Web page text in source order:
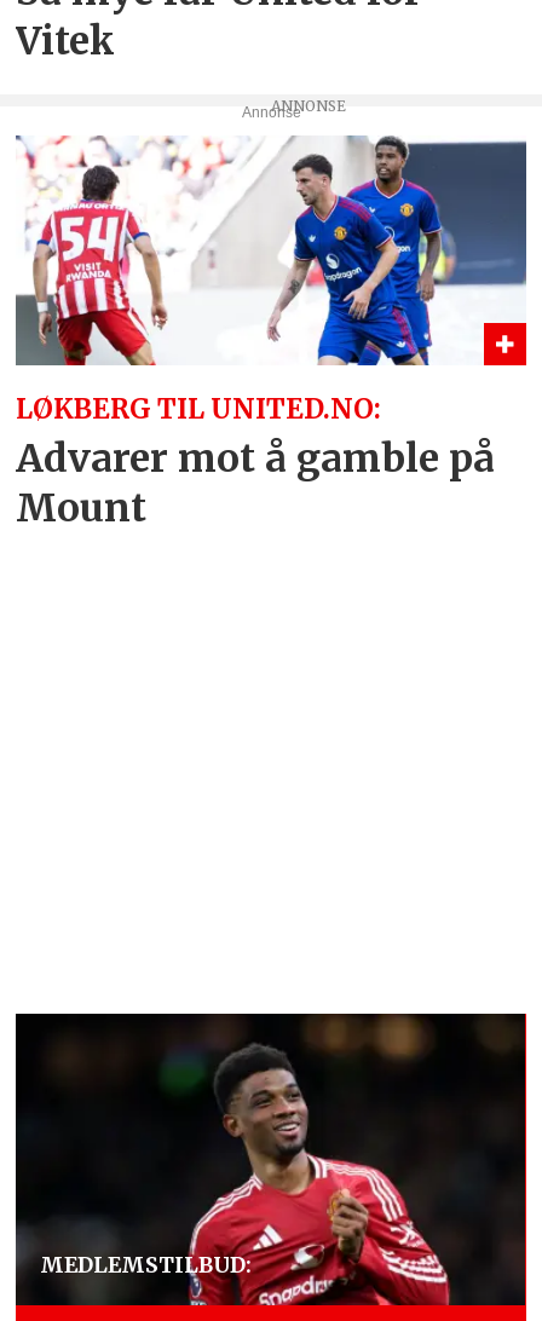
Vitek
Annonse
LØKBERG TIL UNITED.NO:
Advarer mot å gamble på
Mount
MEDLEMSTILBUD: